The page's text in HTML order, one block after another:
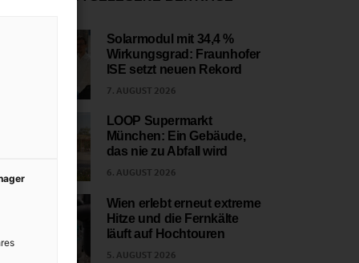
Solarmodul mit 34,4 %
Wirkungsgrad: Fraunhofer
ISE setzt neuen Rekord
7. AUGUST 2026
LOOP Supermarkt
München: Ein Gebäude,
das nie zu Abfall wird
6. AUGUST 2026
Wien erlebt erneut extreme
Hitze und die Fernkälte
läuft auf Hochtouren
5. AUGUST 2026